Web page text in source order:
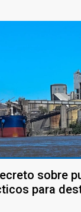
sobre
para